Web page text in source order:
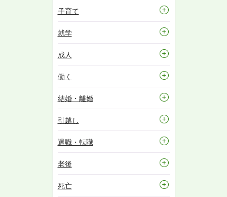
子育て
就学
成人
働く
結婚・離婚
引越し
退職・転職
老後
死亡